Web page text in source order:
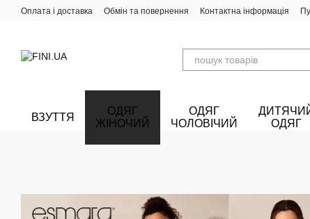
Перейти до основного контенту
Оплата і доставка Обмін та повернення Контактна інформація
ВЗУТТЯ
ОДЯГ
ЖІНОЧИЙ
ОДЯГ
ЧОЛОВІЧИЙ
ОДЯГ